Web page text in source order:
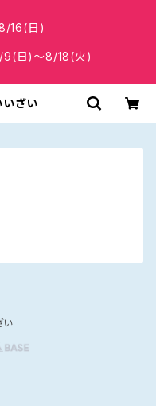
16(日)
9(日)～8/18(火)
ざい
い